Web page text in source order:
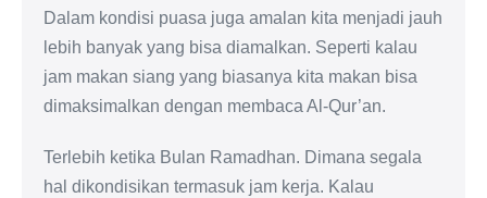
Dalam kondisi puasa juga amalan kita menjadi jauh
lebih banyak yang bisa diamalkan. Seperti kalau
jam makan siang yang biasanya kita makan bisa
dimaksimalkan dengan membaca Al-Qur’an.
Terlebih ketika Bulan Ramadhan. Dimana segala
hal dikondisikan termasuk jam kerja. Kalau